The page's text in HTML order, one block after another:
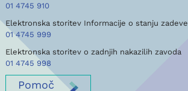
01 4745 910
Elektronska storitev Informacije o stanju zadeve
01 4745 999
Elektronska storitev o zadnjih nakazilih zavoda
01 4745 998
Pomoč